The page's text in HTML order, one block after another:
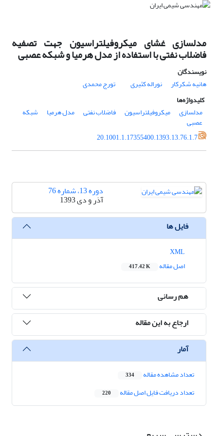
مدلسازی غشای میکروفیلتراسیون جهت تصفیه
فاضلاب نفتی با استفاده از مدل هرمیا و شبکه عصبی
نویسندگان
هانیه شکرکار
نوراله کثیری
تورج محمدی
کلیدواژه‌ها
مدلسازی
میکروفیلتراسیون فاضلاب نفتی مدل هرمیا شبکه
عصبی
20.1001.1.17355400.1393.13.76.1.7
دوره 13، شماره 76
آذر و دی 1393
فایل ها
اصل مقاله
417.42 K
هم رسانی
ارجاع به این مقاله
آمار
تعداد مشاهده مقاله 334
تعداد دریافت فایل اصل مقاله 220